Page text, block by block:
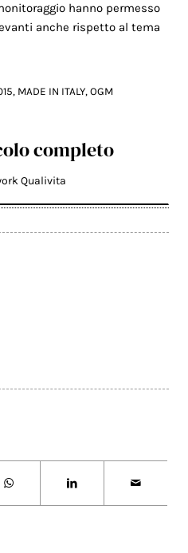
hanno permesso
anche rispetto al tema
, MADE IN ITALY,OGM
completo
Qualivita